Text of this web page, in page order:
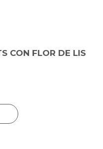
CON FLOR DE LIS